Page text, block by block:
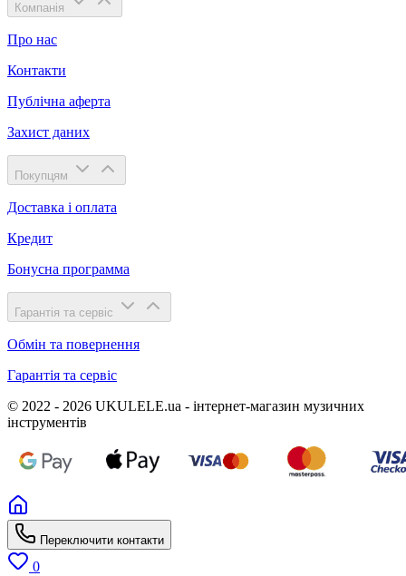
Компанія
Про нас
Контакти
Публічна аферта
Захист даних
Покупцям
Доставка і оплата
Кредит
Бонусна программа
Гарантія та сервіс
Обмін та повернення
Гарантія та сервіс
© 2022 - 2026 UKULELE.ua - інтернет-магазин музичних
інструментів
Переключити контакти
0